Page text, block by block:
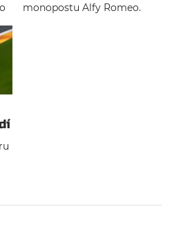
monopostu Alfy Romeo.